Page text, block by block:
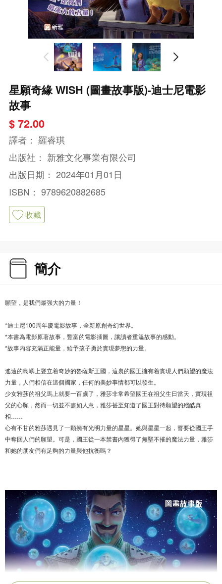
星願奇緣 WISH (圖畫故事版)-迪士尼電影
故事
$ 72.00
譯者： 羅睿琪
出版社： 新雅文化事業有限公司
出版日期： 2024年01月01日
ISBN： 9789620882685
收藏
簡介
願望，是我們最强大的力量！
*迪士尼100周年慶電影故事，全新原創奇幻世界。
*本書為電影原著故事，豐富的電影插圖，讓讀者重溫故事的感動。
*故事内容充滿正能量，給予孩子勇於實現夢想的力量。
遙遠的島嶼上聳立着奇妙的魯薩斯王國，這裏的國王擁有着實現人們願望的魔法
力量，人們相信在這個國家，任何的美妙事情都可以發生。
少女雅莎的祖父馬上就要一百歲了，雅莎非常希望國王在祖父生日當天，實現祖
父的心願，然而一切並不盡如人意，雅莎甚至知道了國王對待願望的殘酷真
相……
心有不甘的雅莎遇見了一顆擁有光明力量的星星。她與星星一起，誓要從國王手
中奪回人們的願望。可是，國王從一本禁書內獲得了無堅不摧的魔法力量，雅莎
和她的朋友們有足夠的力量與他抗衡嗎？